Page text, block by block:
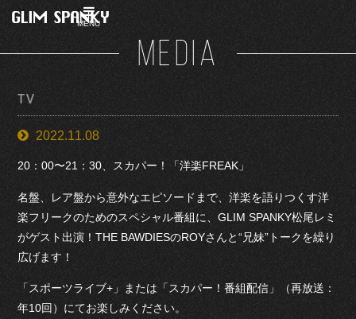
MENU
MEDIA
TV
2022.11.08
20：00〜21：30、スカパー！「洋楽FREAK」
名盤、レア盤から意外なエピソードまで、洋楽を語りつくす洋
楽フリークのためのスペシャル番組に、GLIM SPANKY松尾レミ
がゲスト出演！THE BAWDIESのROYさんと“兄妹”トークを繰り
広げます！
「スポーツライブ+」または「スカパー！番組配信」（再放送：
年10回）にてお楽しみください。